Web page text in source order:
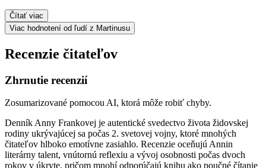
Čítať viac
Viac hodnotení od ľudí z Martinusu
Recenzie čitateľov
Zhrnutie recenzií
Zosumarizované pomocou AI, ktorá môže robiť chyby.
Denník Anny Frankovej je autentické svedectvo života židovskej
rodiny ukrývajúcej sa počas 2. svetovej vojny, ktoré mnohých
čitateľov hlboko emotívne zasiahlo. Recenzie oceňujú Annin
literárny talent, vnútornú reflexiu a vývoj osobnosti počas dvoch
rokov v úkryte, pričom mnohí odporúčajú knihu ako poučné čítanie